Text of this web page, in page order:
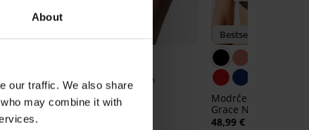
About
our traffic. We also share
may combine it with
Brazilke DIVA by IVA
16,99 €
Bestseller
Modrček Spacer 3D
Grace New
48,99 €